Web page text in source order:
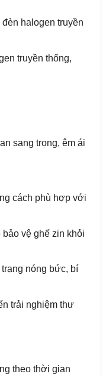
halogen truyền
truyền thống,
sang trọng, êm ái
cách phù hợp với
vệ ghế zin khỏi
nóng bức, bí
trải nghiệm thư
theo thời gian